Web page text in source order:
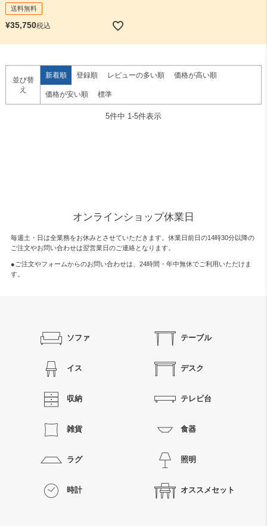
送料無料
¥35,750税込
並び替
え
新着順 登録順 レビューの多い順 価格が高い順
価格が安い順 標準
5件中 1-5件表示
オンラインショップ休業日
毎週土・日は全業務をお休みとさせていただきます。休業日前日の14時30分以降の
ご注文やお問い合わせは翌営業日のご連絡となります。
●ご注文やフォームからのお問い合わせは、 24時間・年中無休でご利用いただけま
す。
ソファ テーブル
イス デスク
収納 テレビ台
雑貨 食器
ラグ 照明
時計 オススメセット